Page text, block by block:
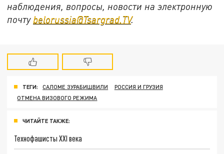
наблюдения, вопросы, новости на электронную
почту belorussia@Tsargrad.TV.
ТЕГИ: САЛОМЕ ЗУРАБИШВИЛИ
РОССИЯ И ГРУЗИЯ
ОТМЕНА ВИЗОВОГО РЕЖИМА
ЧИТАЙТЕ ТАКЖЕ:
Технофашисты XXI века